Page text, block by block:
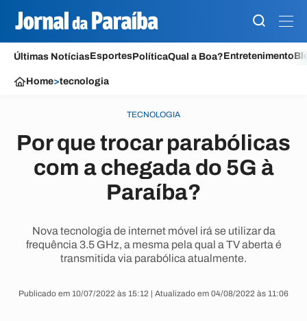
Últimas NotíciasEsportesPolíticaQual a Boa?Entretenimento
Home>tecnologia
TECNOLOGIA
Por que trocar parabólicas
com a chegada do 5G à
Paraíba?
Nova tecnologia de internet móvel irá se utilizar da
frequência 3.5 GHz, a mesma pela qual a TV aberta é
transmitida via parabólica atualmente.
Publicado em 10/07/2022 às 15:12 | Atualizado em 04/08/2022 às 11:06